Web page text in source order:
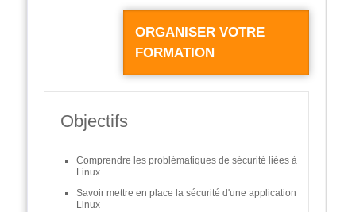
ORGANISER VOTRE
FORMATION
Objectifs
Comprendre les problématiques de sécurité liées à
Linux
Savoir mettre en place la sécurité d'une application
Linux